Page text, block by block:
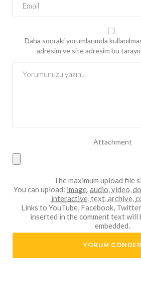
Daha sonraki yorumlarımda
adresim ve site adresim bu
Attachment
The maximum upload file
You can upload: image audio video
interactive, text, archive,
Links to YouTube, Facebook,
inserted in the comment text will
embedded.